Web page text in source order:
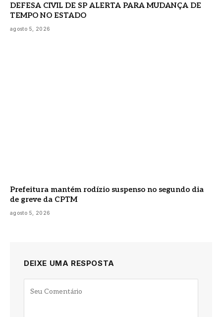
DEFESA CIVIL DE SP ALERTA PARA MUDANÇA DE
TEMPO NO ESTADO
agosto 5, 2026
Prefeitura mantém rodízio suspenso no segundo dia
de greve da CPTM
agosto 5, 2026
DEIXE UMA RESPOSTA